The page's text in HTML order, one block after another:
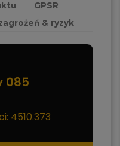
GPSR
& ryzyk
085
4510.373